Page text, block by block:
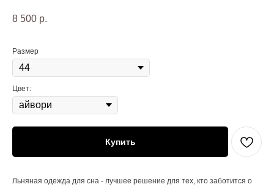
8 500 р.
Размер
Цвет:
Купить
Льняная одежда для сна - лучшее решение для тех, кто заботится о